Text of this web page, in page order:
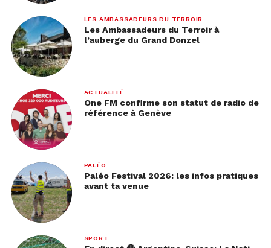
LES AMBASSADEURS DU TERROIR
Les Ambassadeurs du Terroir à
l’auberge du Grand Donzel
ACTUALITÉ
One FM confirme son statut de radio de
référence à Genève
PALÉO
Paléo Festival 2026: les infos pratiques
avant ta venue
SPORT